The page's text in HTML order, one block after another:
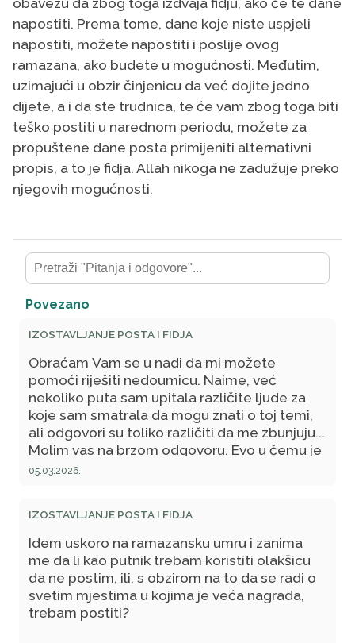
napostiti. Prema tome, dane koje niste uspjeli
napostiti, možete napostiti i poslije ovog
ramazana, ako budete u mogućnosti. Međutim,
uzimajući u obzir činjenicu da već dojite jedno
dijete, a i da ste trudnica, te će vam zbog toga biti
teško postiti u narednom periodu, možete za
propuštene dane posta primijeniti alternativni
propis, a to je fidja. Allah nikoga ne zadužuje preko
njegovih mogućnosti.
Povezano
IZOSTAVLJANJE POSTA I FIDJA
Obraćam Vam se u nadi da mi možete
pomoći riješiti nedoumicu. Naime, već
nekoliko puta sam upitala različite ljude za
koje sam smatrala da mogu znati o toj temi,
ali odgovori su toliko različiti da me zbunjuju.
Molim vas na brzom odgovoru. Evo u čemu je
stvar:
lijekove tri puta dnevno. Uz to i povišen
pritisak imam. Prvu godinu sam pila ujutro
lijekove, ali sad je to teže jer su u različito
doba dana i namjenski raspoređeni u terapiju
2x dnevno...
Naredne godine sam dobila informaciju da
mogu uzeti lijek BEZ VODE i da se u tom
05.03.2026.
IZOSTAVLJANJE POSTA I FIDJA
Idem uskoro na ramazansku umru i zanima
me da li kao putnik trebam koristiti olakšicu
da ne postim, ili, s obzirom na to da se radi o
svetim mjestima u kojima je veća nagrada,
trebam postiti?